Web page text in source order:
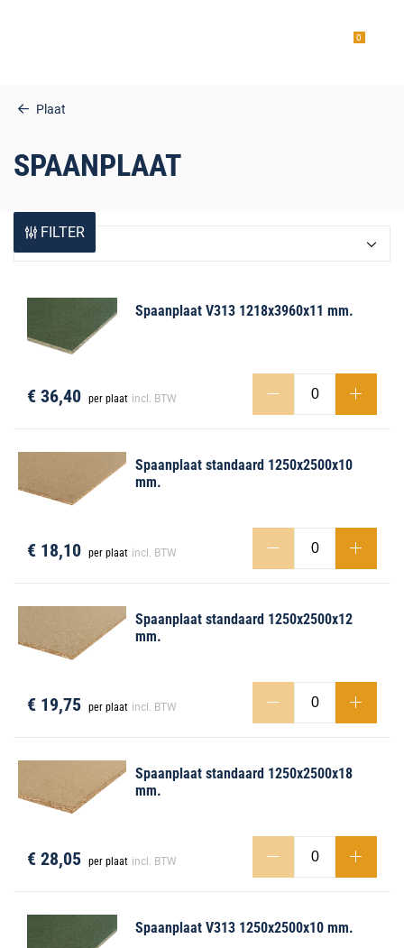
0
Plaat
SPAANPLAAT
FILTER
Spaanplaat V313 1218x3960x11 mm.
€ 36,40 per plaat incl. BTW
Spaanplaat standaard 1250x2500x10
mm.
€ 18,10 per plaat incl. BTW
Spaanplaat standaard 1250x2500x12
mm.
€ 19,75 per plaat incl. BTW
Spaanplaat standaard 1250x2500x18
mm.
€ 28,05 per plaat incl. BTW
Spaanplaat V313 1250x2500x10 mm.